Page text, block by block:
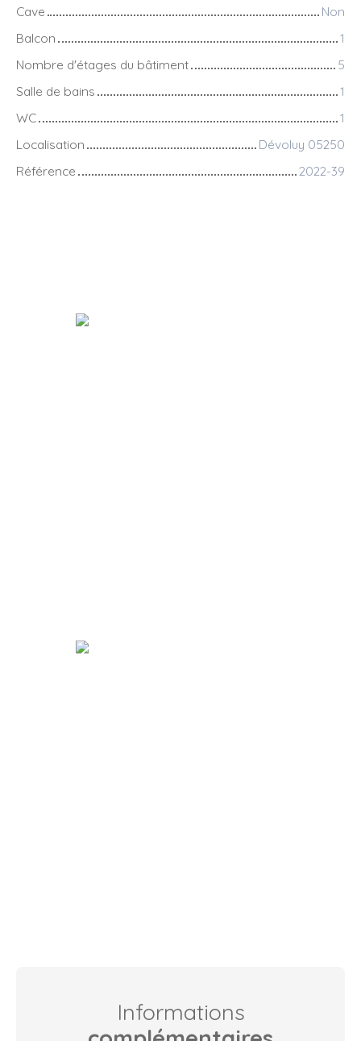
Cave
Non
Balcon
1
Nombre d'étages du bâtiment
5
Salle de bains
1
WC
1
Localisation
Dévoluy 05250
Référence
2022-39
Informations